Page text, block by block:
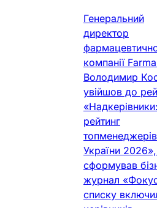
Генеральний
директор
компанії
Володимир
увійшов до
«Надкерівники:
рейтинг
топменеджерів
України
сформував
журнал
списку